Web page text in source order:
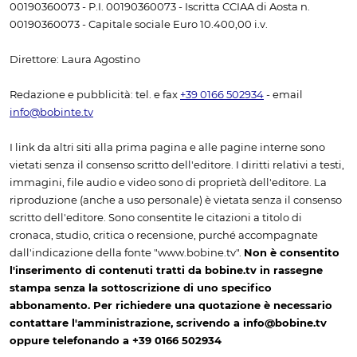
00190360073 - P.I. 00190360073 - Iscritta CCIAA di Aosta n.
00190360073 - Capitale sociale Euro 10.400,00 i.v.
Direttore: Laura Agostino
Redazione e pubblicità: tel. e fax +39 0166 502934 - email
info@bobinte.tv
I link da altri siti alla prima pagina e alle pagine interne sono
vietati senza il consenso scritto dell'editore. I diritti relativi a testi,
immagini, file audio e video sono di proprietà dell'editore. La
riproduzione (anche a uso personale) è vietata senza il consenso
scritto dell'editore. Sono consentite le citazioni a titolo di
cronaca, studio, critica o recensione, purché accompagnate
dall'indicazione della fonte "www.bobine.tv". Non è consentito
l'inserimento di contenuti tratti da bobine.tv in rassegne
stampa senza la sottoscrizione di uno specifico
abbonamento. Per richiedere una quotazione è necessario
contattare l'amministrazione, scrivendo a info@bobine.tv
oppure telefonando a +39 0166 502934